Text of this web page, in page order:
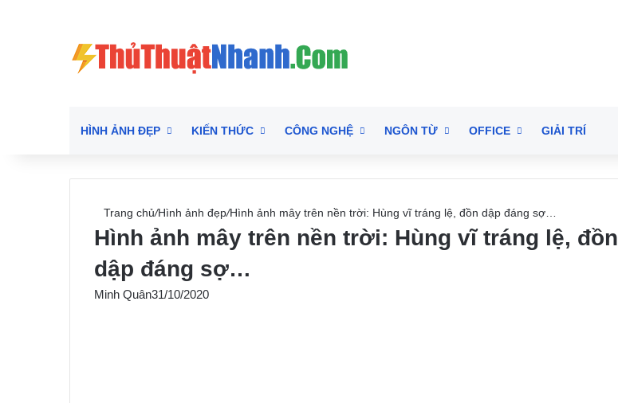
HÌNH ẢNH ĐẸP KIẾN THỨC CÔNG NGHỆ NGÔN TỪ OFFICE GIẢI TRÍ
Trang chủ/Hình ảnh đẹp/Hình ảnh mây trên nền trời: Hùng vĩ tráng lệ, đồn dập đáng sợ…
Hình ảnh mây trên nền trời: Hùng vĩ tráng lệ, đồn
dập đáng sợ…
Minh Quân31/10/2020